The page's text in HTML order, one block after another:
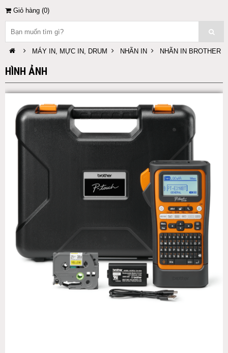
Giỏ hàng (0)
MÁY IN, MỰC IN, DRUM NHÃN IN NHÃN IN BROTHER
HÌNH ẢNH